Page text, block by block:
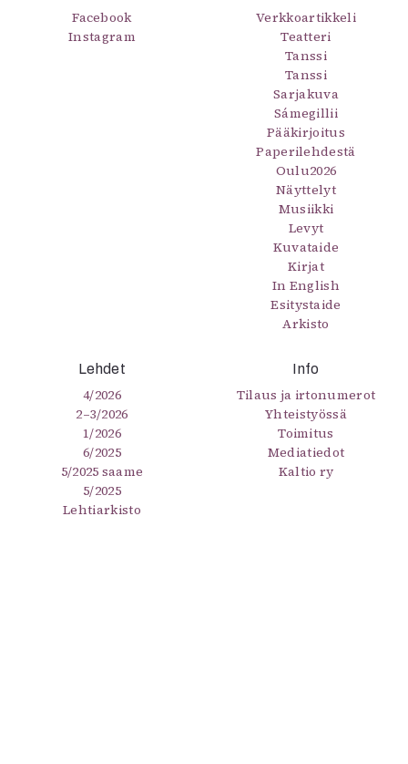
Facebook
Instagram
Verkkoartikkeli
Teatteri
Tanssi
Tanssi
Sarjakuva
Sámegillii
Pääkirjoitus
Paperilehdestä
Oulu2026
Näyttelyt
Musiikki
Levyt
Kuvataide
Kirjat
In English
Esitystaide
Arkisto
Lehdet
4/2026
2–3/2026
1/2026
6/2025
5/2025 saame
5/2025
Lehtiarkisto
Info
Tilaus ja irtonumerot
Yhteistyössä
Toimitus
Mediatiedot
Kaltio ry